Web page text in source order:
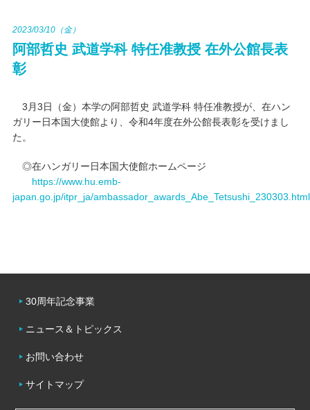
キャンパスライフ
学友会クラブ活動
2023/03/10（金）
阿部哲史 武道学科 特任准教授 在外公館長表
彰
3月3日（金）本学の阿部哲史 武道学科 特任准教授が、在ハン
ガリー日本国大使館より、令和4年度在外公館長表彰を受けまし
た。
◎在ハンガリー日本国大使館ホームページ
https://www.hu.emb-
japan.go.jp/itpr_ja/ambassador_awards_Abe_Tetsushi_230303.html
30周年記念事業
ニュース＆トピックス
お問い合わせ
サイトマップ